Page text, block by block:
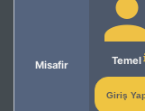
Misafir Temel
Giriş